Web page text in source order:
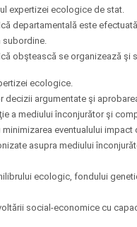
expertizei ecologice de stat.
departamentală este
obştească se organizează şi
ecologice.
decizii argumentate şi
a mediului înconjurător şi
minimizarea eventualului
asupra mediului
ecologic, fondului
social-economice cu